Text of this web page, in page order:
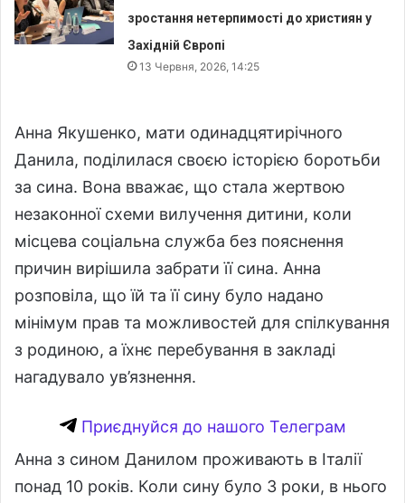
зростання нетерпимості до християн у
Західній Європі
13 Червня, 2026, 14:25
Анна Якушенко, мати одинадцятирічного
Данила, поділилася своєю історією боротьби
за сина. Вона вважає, що стала жертвою
незаконної схеми вилучення дитини, коли
місцева соціальна служба без пояснення
причин вирішила забрати її сина. Анна
розповіла, що їй та її сину було надано
мінімум прав та можливостей для спілкування
з родиною, а їхнє перебування в закладі
нагадувало ув’язнення.
Приєднуйся до нашого Телеграм
Анна з сином Данилом проживають в Італії
понад 10 років. Коли сину було 3 роки, в нього